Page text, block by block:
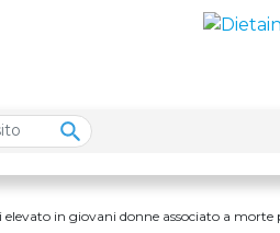
elevato in giovani donne associato a